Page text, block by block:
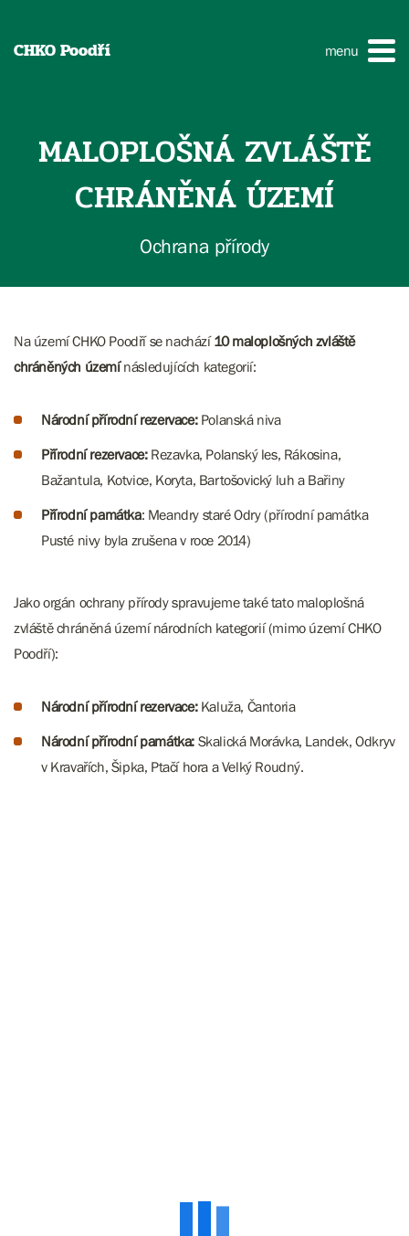
CHKO Poodří menu
MALOPLOŠNÁ ZVLÁŠTĚ
CHRÁNĚNÁ ÚZEMÍ
Ochrana přírody
Na území CHKO Poodří se nachází10 maloplošných zvláště
chráněných územínásledujících kategorií:
Národní přírodní rezervace: Polanská niva
Přírodní rezervace: Rezavka, Polanský les, Rákosina,
Bažantula, Kotvice, Koryta, Bartošovický luh a Bařiny
Přírodní památka: Meandry staré Odry (přírodní památka
Pusté nivy byla zrušena v roce 2014)
Jako orgán ochrany přírody spravujeme také tato maloplošná
zvláště chráněná území národních kategorií (mimo území CHKO
Poodří):
Národní přírodní rezervace:Kaluža, Čantoria
Národní přírodní památka: Skalická Morávka, Landek, Odkryv
v Kravařích, Šipka, Ptačí hora a Velký Roudný.